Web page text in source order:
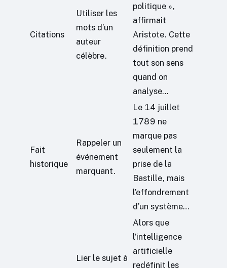
Citations
Utiliser les
mots d’un
auteur
célèbre.
politique »,
affirmait
Aristote. Cette
définition prend
tout son sens
quand on
analyse…
Fait
historique
Rappeler un
événement
marquant.
Le 14 juillet
1789 ne
marque pas
seulement la
prise de la
Bastille, mais
l’effondrement
d’un système…
Lier le sujet à
Alors que
l’intelligence
artificielle
redéfinit les